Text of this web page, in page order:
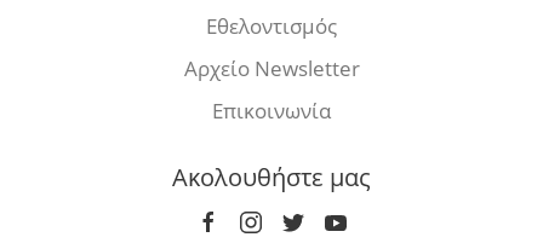
Εθελοντισμός
Αρχείο Newsletter
Επικοινωνία
Ακολουθήστε μας